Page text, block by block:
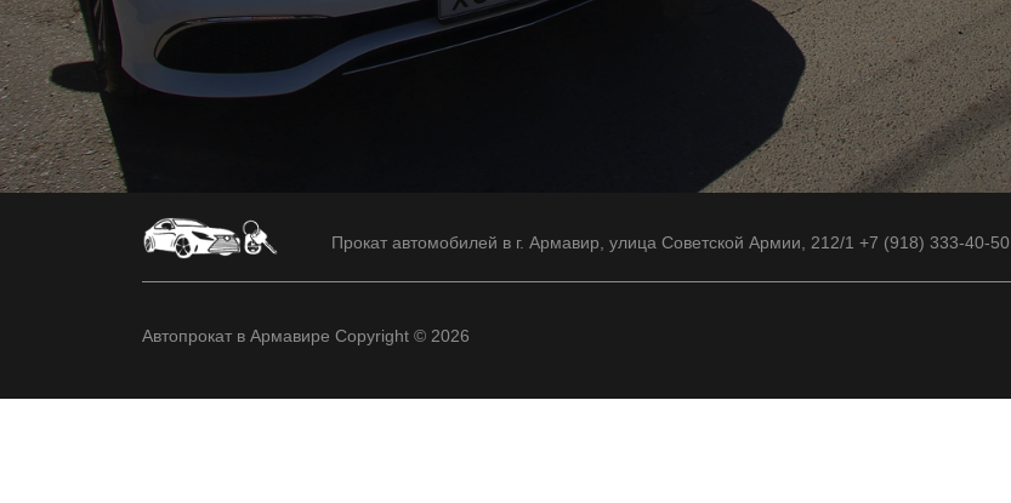
Прокат автомобилей в г. Армавир, улица Советской Армии, 212/1 +7 (918) 333-40-50
Автопрокат в Армавире Copyright © 2026